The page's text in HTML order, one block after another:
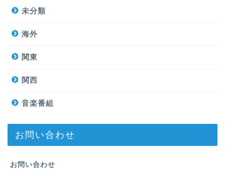
未分類
海外
関東
関西
音楽番組
お問い合わせ
お問い合わせ